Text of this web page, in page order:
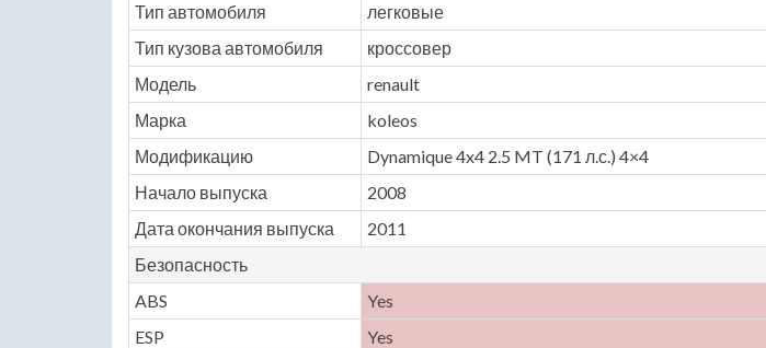
Тип автомобиля
легковые
Тип кузова автомобиля
кроссовер
Модель
renault
Марка
koleos
Модификацию
Dynamique 4x4 2.5 MT (171 л.с.) 4×4
Начало выпуска
2008
Дата окончания выпуска
2011
Безопасность
ABS
Yes
ESP
Yes